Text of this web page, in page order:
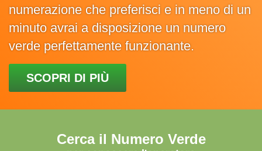
numerazione che preferisci e in meno di un
minuto avrai a disposizione un numero
verde perfettamente funzionante.
SCOPRI DI PIÙ
Cerca il Numero Verde